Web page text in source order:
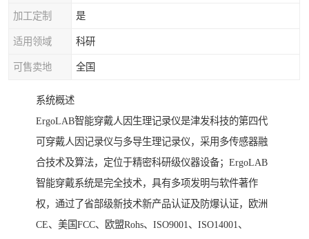
加工定制 是
适用领域 科研
可售卖地 全国
系统概述
ErgoLAB智能穿戴人因生理记录仪是津发科技的第四代
可穿戴人因记录仪与多导生理记录仪，采用多传感器融
合技术及算法，定位于精密科研级仪器设备；ErgoLAB
智能穿戴系统是完全技术，具有多项发明与软件著作
权，通过了省部级新技术新产品认证及防爆认证，欧洲
CE、美国FCC、欧盟Rohs、ISO9001、ISO14001、